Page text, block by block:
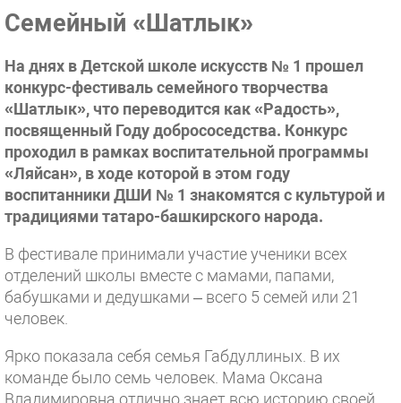
Семейный «Шатлык»
На днях в Детской школе искусств № 1 прошел
конкурс-фестиваль семейного творчества
«Шатлык», что переводится как «Радость»,
посвященный Году добрососедства. Конкурс
проходил в рамках воспитательной программы
«Ляйсан», в ходе которой в этом году
воспитанники ДШИ № 1 знакомятся с культурой и
традициями татаро-башкирского народа.
В фестивале принимали участие ученики всех
отделений школы вместе с мамами, папами,
бабушками и дедушками – всего 5 семей или 21
человек.
Ярко показала себя семья Габдуллиных. В их
команде было семь человек. Мама Оксана